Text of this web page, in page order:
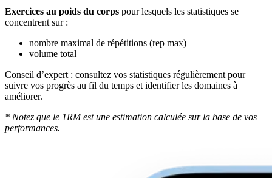
Exercices au poids du corps pour lesquels les statistiques se
concentrent sur :
nombre maximal de répétitions (rep max)
volume total
Conseil d’expert : consultez vos statistiques régulièrement pour
suivre vos progrès au fil du temps et identifier les domaines à
améliorer.
* Notez que le 1RM est une estimation calculée sur la base de vos
performances.